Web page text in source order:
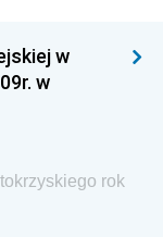
i Finansów
Górniczego
w
w
rok